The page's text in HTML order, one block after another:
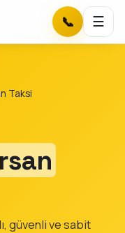
📞 ☰
Taksi
güvenli ve sabit